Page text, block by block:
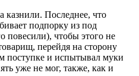
казнили. Последнее, что
подпорку из под
повесили), чтобы этого не
перейдя на сторону
поступке и испытывал муки
уже не мог, также, как и